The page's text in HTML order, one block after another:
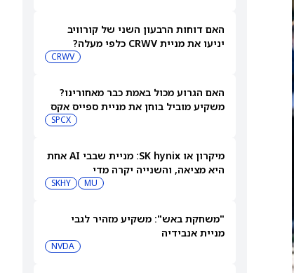
האם דוחות הרבעון השני של קורוויב
יניעו את מניית CRWV כלפי מעלה?
CRWV
האם הגרוע מכול באמת כבר מאחורינו?
משקיע מוביל בוחן את מניית ספייס אקס
SPCX
מיקרון או SK hynix: מניית שבבי AI אחת
היא מציאה, והשנייה יקרה מדי
MU
SKHY
"משחקת באש": משקיע מזהיר לגבי
מניית אנבידיה
NVDA